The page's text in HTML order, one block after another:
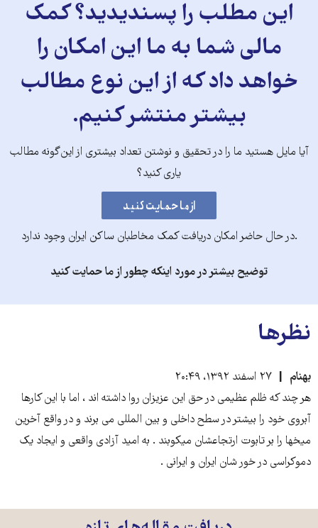
این مطلب را پسندیدید؟ کمک
مالی شما به ما این امکان را
خواهد داد که از این نوع مطالب
بیشتر منتشر کنیم.
آیا مایل هستید ما را در تحقیق و نوشتن تعداد بیشتری از این‌گونه مطالب
یاری کنید؟
.در حال حاضر امکان دریافت کمک مخاطبان ساکن ایران وجود ندارد
توضیح بیشتر در مورد اینکه چطور از ما حمایت کنید
نظرها
بهنام
۲۷ اسفند ۱۳۹۲، ۲۰:۴۹
هر چند که ظلم عظیمی در حق این عزیزان روا داشته اند ، اما با این کارها
آبروی خود را بیشتر در سطح داخلی و بین المللی می برند و در واقع آخرین
میخها را بر تابوت ارتجاعشان میکوبند . به امید آزادی واقعی و ایجاد یک
دموکراسی در خور شان ایران و ایرانی .